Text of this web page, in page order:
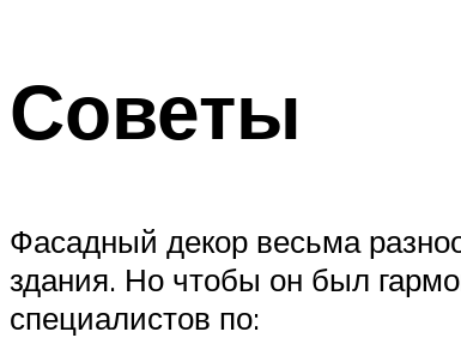
Советы
Фасадный декор весьма
здания. Но чтобы он был
специалистов по: